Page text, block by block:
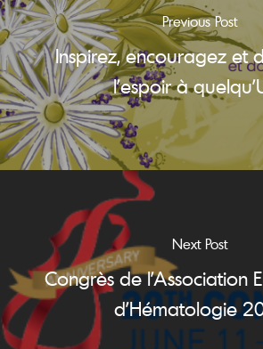
Previous Post
Inspirez, encouragez et
l’espoir à
Next Post
Congrès de l’Association
d’Hématologie